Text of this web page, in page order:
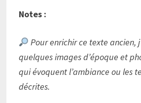
Notes :
Pour enrichir ce texte ancien,
quelques images d’époque et
qui évoquent l’ambiance ou les
décrites.